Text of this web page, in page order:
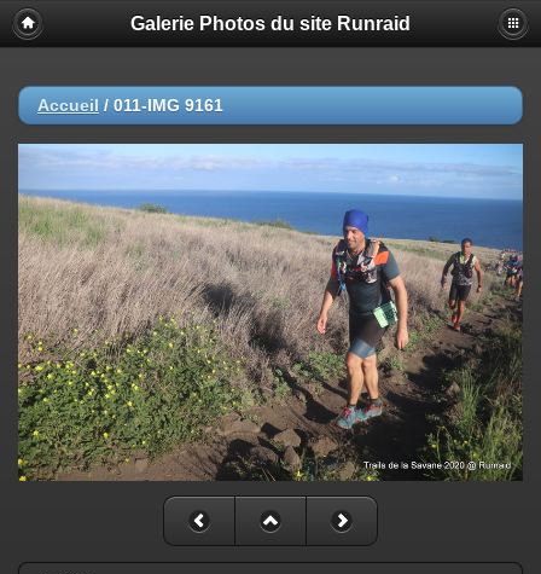
Galerie Photos du site Runraid
Accueil / 011-IMG 9161